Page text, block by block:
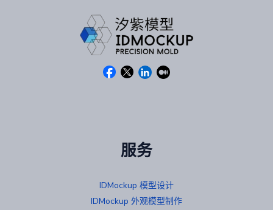
服务
IDMockup 模型设计
IDMockup 外观模型制作